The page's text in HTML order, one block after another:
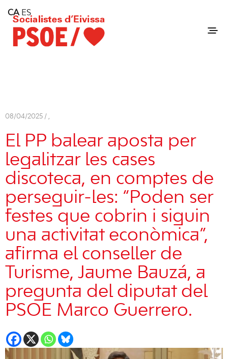
Consell Insular d'Eivissa
Services
Contact
08/04/2025 / ,
El PP balear aposta per
legalitzar les cases
discoteca, en comptes de
perseguir-les: “Poden ser
festes que cobrin i siguin
una activitat econòmica”,
afirma el conseller de
Turisme, Jaume Bauzá, a
pregunta del diputat del
PSOE Marco Guerrero.
CA ES